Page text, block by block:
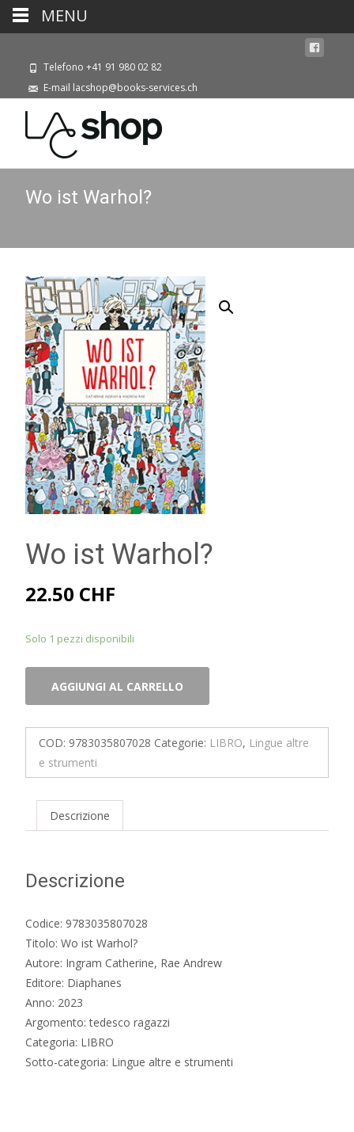
Telefono +41 91 980 02 82
E-mail lacshop@books-services.ch
Wo ist Warhol?
Wo ist Warhol?
22.50 CHF
Solo 1 pezzi disponibili
quantità
AGGIUNGI AL CARRELLO
COD: 9783035807028 Categorie: LIBRO, Lingue altre
e strumenti
Descrizione
Descrizione
Codice: 9783035807028
Titolo: Wo ist Warhol?
Autore: Ingram Catherine, Rae Andrew
Editore: Diaphanes
Anno: 2023
Argomento: tedesco ragazzi
Categoria: LIBRO
Sotto-categoria: Lingue altre e strumenti
MENU